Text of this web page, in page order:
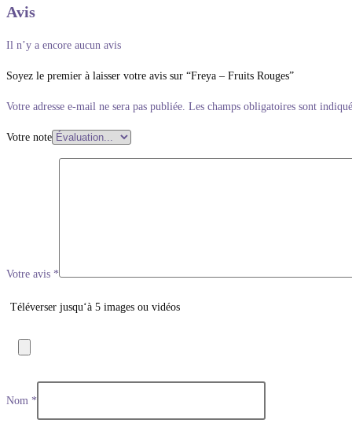
Avis
Il n’y a encore aucun avis
Soyez le premier à laisser votre avis sur “Freya – Fruits Rouges”
Votre adresse e-mail ne sera pas publiée. Les champs obligatoires sont
Votre note
Votre avis *
Téléverser jusqu‘à 5 images ou vidéos
Nom *